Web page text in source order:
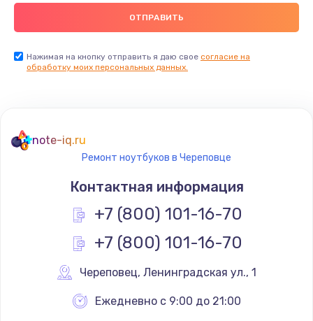
Нажимая на кнопку отправить я даю свое согласие на
обработку моих персональных данных.
note-iq.ru
Ремонт ноутбуков в Череповце
Контактная информация
+7 (800) 101-16-70
+7 (800) 101-16-70
Череповец, Ленинградская ул., 1
Ежедневно с 9:00 до 21:00